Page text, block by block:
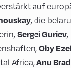
auf
, die
Sergei Guriev,
Oby
Africa,Anu